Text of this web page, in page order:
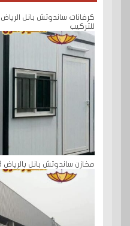
للتركيب
مخازن ساندوتش بانل بالرياض 0500559613 تركيب مخزن بانل